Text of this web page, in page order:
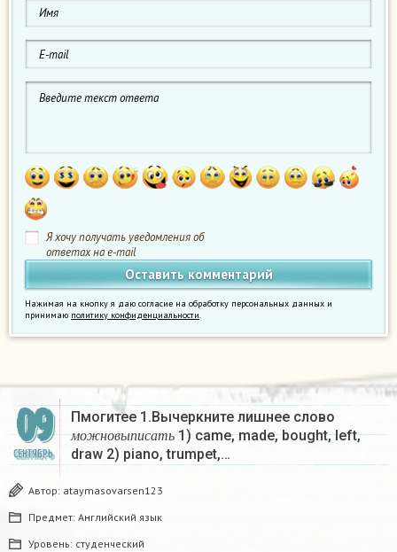
Я хочу получать уведомления об
ответах на e-mail
Нажимая на кнопку я даю согласие на обработку персональных данных и
принимаю политику конфиденциальности.
09
СЕНТЯБРЬ
Пмогитее 1.Вычеркните лишнее слово
мо ж н о в ы пи с а т ь
ть
1) came, made, bought, left,
draw 2) piano, trumpet,…
Автор: ataymasovarsen123
Предмет: Английский язык
Уровень: студенческий